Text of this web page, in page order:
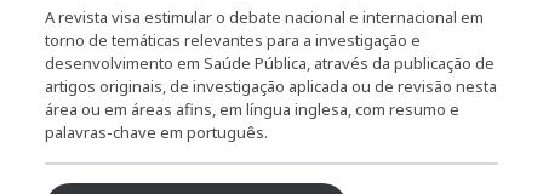
A revista visa estimular o debate nacional e internacional em
torno de temáticas relevantes para a investigação e
desenvolvimento em Saúde Pública, através da publicação de
artigos originais, de investigação aplicada ou de revisão nesta
área ou em áreas afins, em língua inglesa, com resumo e
palavras-chave em português.